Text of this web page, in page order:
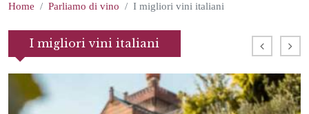
Home Parliamo di vino I migliori vini italiani
I migliori vini italiani